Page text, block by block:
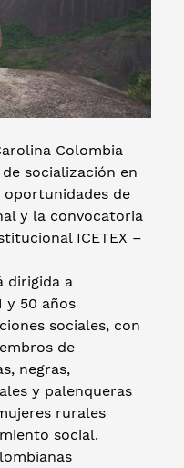
Colombia
socialización en
de
y la convocatoria
ICETEX –
dirigida a
y 50 años
sociales, con
de
negras,
y palenqueras
rurales
social.